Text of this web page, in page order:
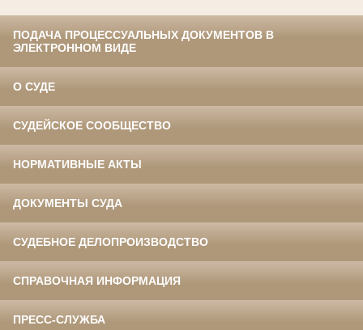
ПОДАЧА ПРОЦЕССУАЛЬНЫХ ДОКУМЕНТОВ В
ЭЛЕКТРОННОМ ВИДЕ
О СУДЕ
СУДЕЙСКОЕ СООБЩЕСТВО
НОРМАТИВНЫЕ АКТЫ
ДОКУМЕНТЫ СУДА
СУДЕБНОЕ ДЕЛОПРОИЗВОДСТВО
СПРАВОЧНАЯ ИНФОРМАЦИЯ
ПРЕСС-СЛУЖБА